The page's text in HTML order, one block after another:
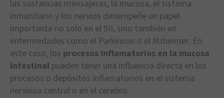
las sustancias mensajeras, la mucosa, el sistema
inmunitario y los nervios desempeñe un papel
importante no solo en el SII, sino también en
enfermedades como el Parkinson o el Alzheimer. En
este caso, los procesos inflamatorios en la mucosa
intestinal pueden tener una influencia directa en los
procesos o depósitos inflamatorios en el sistema
nervioso central o en el cerebro.